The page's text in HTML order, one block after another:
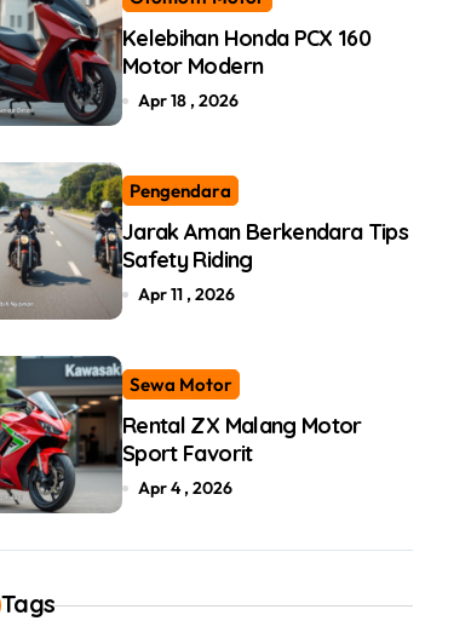
Kelebihan Honda PCX 160
Motor Modern
Apr 18 , 2026
Pengendara
Jarak Aman Berkendara Tips
Safety Riding
Apr 11 , 2026
Sewa Motor
Rental ZX Malang Motor
Sport Favorit
Apr 4 , 2026
Tags